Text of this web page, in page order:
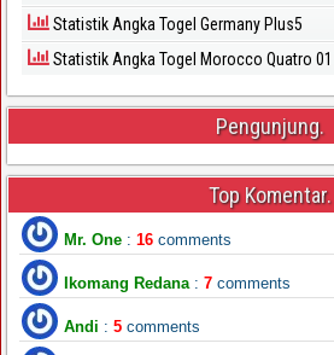
Statistik Angka Togel Germany Plus5
Statistik Angka Togel Morocco Quatro 01
Pengunjung.
Top Komentar.
Mr. One : 16 comments
Ikomang Redana : 7 comments
Andi : 5 comments